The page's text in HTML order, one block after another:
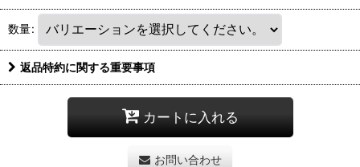
数量:
返品特約に関する重要事項
カートに入れる
お問い合わせ